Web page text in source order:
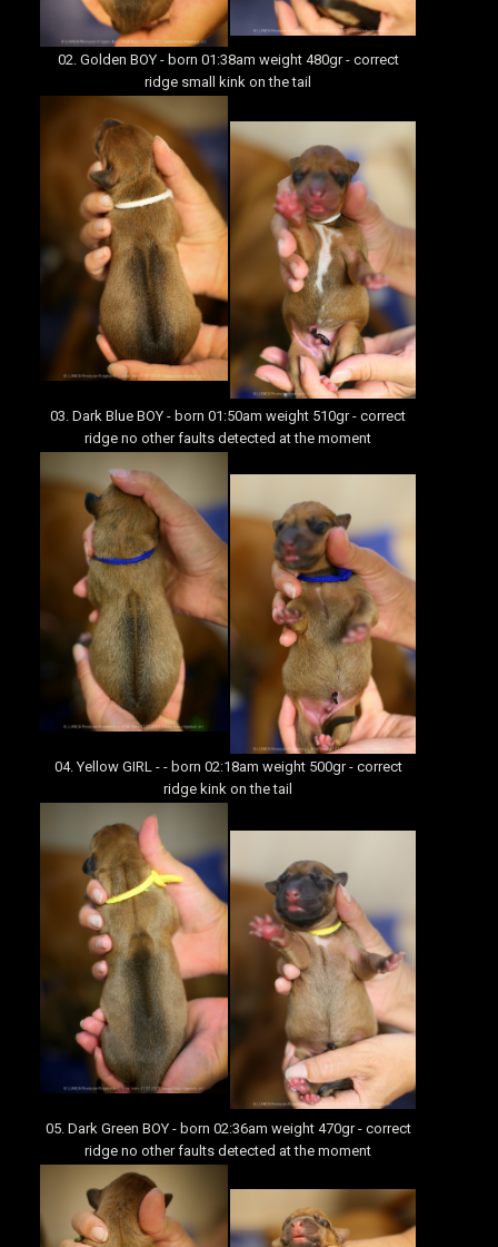
02. Golden BOY - born 01:38am weight 480gr - correct
ridge small kink on the tail
03. Dark Blue BOY - born 01:50am weight 510gr - correct
ridge no other faults detected at the moment
04. Yellow GIRL - - born 02:18am weight 500gr - correct
ridge kink on the tail
05. Dark Green BOY - born 02:36am weight 470gr - correct
ridge no other faults detected at the moment